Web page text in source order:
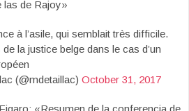
las de Rajoy»
à l’asile, qui semblait très difficile.
la justice belge dans le cas d’un
(@mdetaillac) October 31, 2017
«Resumen de la conferencia de